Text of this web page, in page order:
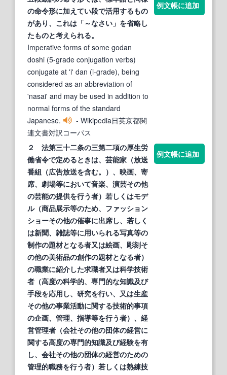
の命令形に加えてい段で活用するもの
があり、これは「～なさい」を省略し
たものと考えられる。
Imperative forms of some godan
doshi (5-grade conjugation verbs)
conjugate at 'i' dan (i-grade), being
considered as an abbreviation of
'nasai' and may be used in addition to
normal forms of the standard
Japanese.
- Wikipedia日英京都関
連文書対訳コーパス
例文帳に追加
２ 法第三十二条の三第二項の厚生労
働省令で定めるときは、芸能家（放送
番組（広告放送を含む。）、映画、寄
席、劇場等において音楽、演芸その他
の芸能の提供を行う者）若しくはモデ
ル（商品展示等のため、ファッション
ショーその他の催事に出席し、若しく
は新聞、雑誌等に用いられる写真等の
制作の題材となる者又は絵画、彫刻そ
の他の美術品の創作の題材となる者）
の職業に紹介した求職者又は科学技術
者（高度の科学的、専門的な知識及び
手段を応用し、研究を行い、又は生産
その他の事業活動に関する技術的事項
の企画、管理、指導等を行う者）、経
営管理者（会社その他の団体の経営に
関する高度の専門的知識及び経験を有
し、会社その他の団体の経営のための
管理的職務を行う者）若しくは熟練技
例文帳に追加